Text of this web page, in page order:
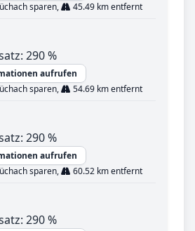
sparen,
45.49 km entfernt
290 %
aufrufen
sparen,
54.69 km entfernt
290 %
aufrufen
sparen,
60.52 km entfernt
290 %